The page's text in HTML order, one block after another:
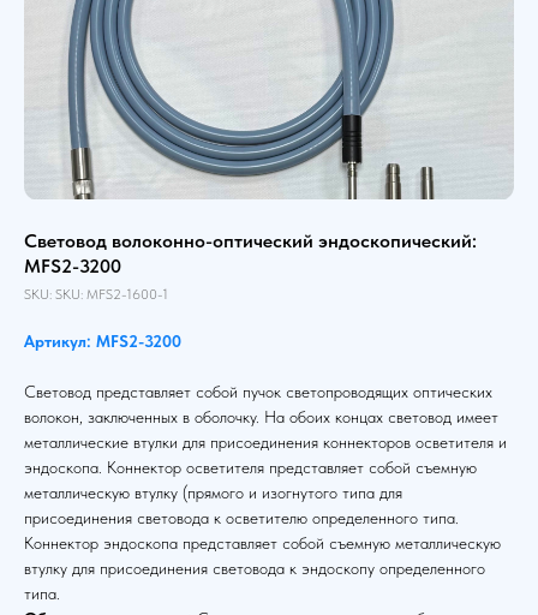
Световод волоконно-оптический эндоскопический:
MFS2-3200
SKU: SKU: MFS2-1600-1
Артикул: MFS2-3200
Световод представляет собой пучок светопроводящих оптических
волокон, заключенных в оболочку. На обоих концах световод имеет
металлические втулки для присоединения коннекторов осветителя и
эндоскопа. Коннектор осветителя представляет собой съемную
металлическую втулку (прямого и изогнутого типа для
присоединения световода к осветителю определенного типа.
Коннектор эндоскопа представляет собой съемную металлическую
втулку для присоединения световода к эндоскопу определенного
типа.